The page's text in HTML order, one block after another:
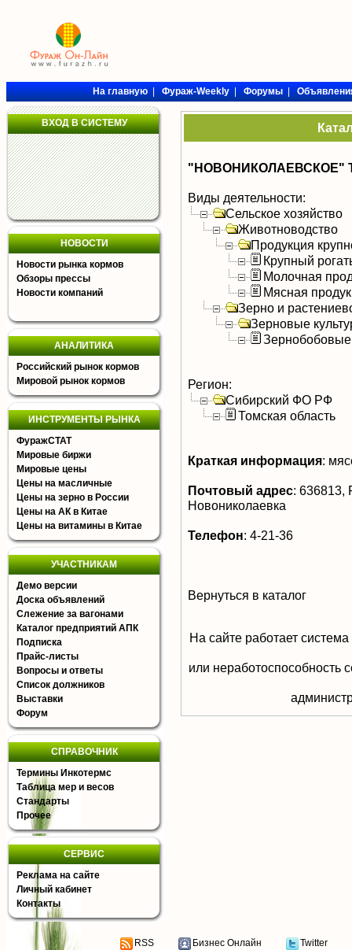
На главную|Фураж-Weekly|Форумы|
ВХОД В СИСТЕМУ
НОВОСТИ
Новости рынка кормов
Обзоры прессы
Новости компаний
АНАЛИТИКА
Российский рынок кормов
Мировой рынок кормов
ИНСТРУМЕНТЫ РЫНКА
ФуражСТАТ
Мировые биржи
Мировые цены
Цены на масличные
Цены на зерно в России
Цены на АК в Китае
Цены на витамины в Китае
УЧАСТНИКАМ
Демо версии
Доска объявлений
Слежение за вагонами
Каталог предприятий АПК
Подписка
Прайс-листы
Вопросы и ответы
Список должников
Выставки
Форум
СПРАВОЧНИК
Термины Инкотермс
Таблица мер и весов
Стандарты
Прочее
СЕРВИС
Реклама на сайте
Личный кабинет
Контакты
"НОВОНИКОЛАЕВСКОЕ"
Виды деятельности:
Сельское хозяйство
Животноводство
Продукция
Крупный
Молочная
Мясная
Зерно и
Зерновые
Зернобобовые
Регион:
Сибирский ФО РФ
Томская область
Краткая информация:
Почтовый адрес: 636813,
Новониколаевка
Телефон: 4-21-36
Вернуться в каталог
На сайте работает
или неработоспособность
RSS Бизнес Онлайн Twitter